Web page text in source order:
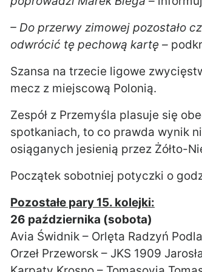
– Do przerwy zimowej pozostało
odwrócić tę pechową kartę –
Szansa na trzecie ligowe
mecz z miejscową Polonią.
Zespół z Przemyśla plasuje się
spotkaniach, to co prawda wynik
osiąganych jesienią przez Żółto-
Początek sobotniej potyczki o
Pozostałe pary 15. kolejki:
26 października (sobota)
Avia Świdnik – Orlęta Radzyń
Orzeł Przeworsk – JKS 1909